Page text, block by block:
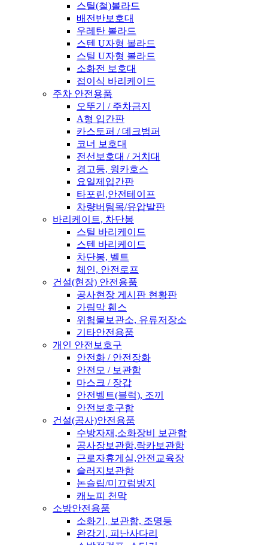
스틸(철)볼라드
배전반보호대
우레탄 볼라드
스텐 U자형 볼라드
스틸 U자형 볼라드
소화전 보호대
접이식 바리케이드
주차 안전용품
오뚜기 / 주차금지
A형 입간판
카스토퍼 / 데크범퍼
코너 보호대
전선보호대 / 거치대
경고등, 윙카호스
요일제입간판
타포린,안전테이프
차량버팀목/유압발판
바리케이트, 차단봉
스틸 바리케이드
스텐 바리케이드
차단봉, 벨트
체인, 안전로프
건설(현장) 안전용품
공사현장 게시판 현황판
가림막 휀스
위험물보관소, 유류저장소
기타안전용품
개인 안전보호구
안전화 / 안전장화
안전모 / 보관함
마스크 / 장갑
안전벨트(블럭), 조끼
안전보호구함
건설(공사)안전용품
수방자재,소화장비 보관함
공사장보관함,락카보관함
근로자휴게실,안전교육장
슬러지보관함
논슬립/미끄럼방지
캐노피 천막
소방안전용품
소화기, 보관함, 조명등
완강기, 피난사다리